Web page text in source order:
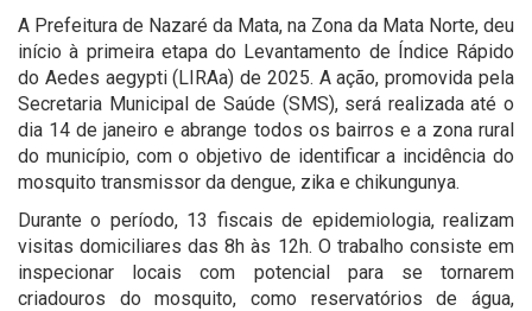
A Prefeitura de Nazaré da Mata, na Zona da Mata Norte, deu
início à primeira etapa do Levantamento de Índice Rápido
do Aedes aegypti (LIRAa) de 2025. A ação, promovida pela
Secretaria Municipal de Saúde (SMS), será realizada até o
dia 14 de janeiro e abrange todos os bairros e a zona rural
do município, com o objetivo de identificar a incidência do
mosquito transmissor da dengue, zika e chikungunya.
Durante o período, 13 fiscais de epidemiologia, realizam
visitas domiciliares das 8h às 12h. O trabalho consiste em
inspecionar locais com potencial para se tornarem
criadouros do mosquito, como reservatórios de água,